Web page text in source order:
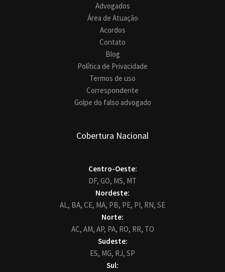
Advogados
Área de Atuação
Acordos
Contato
Blog
Política de Privacidade
Termos de uso
Correspondente
Golpe do falso advogado
Cobertura Nacional
Centro-Oeste:
DF, GO, MS, MT
Nordeste:
AL, BA, CE, MA, PB, PE, PI, RN, SE
Norte:
AC, AM, AP, PA, RO, RR, TO
Sudeste:
ES, MG, RJ, SP
Sul: